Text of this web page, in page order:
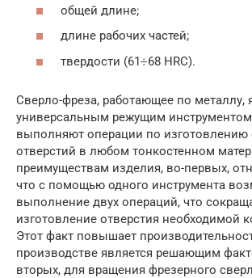
общей длине;
длине рабочих частей;
твердости (61÷68 HRC).
Сверло-фреза, работающее по металлу,
универсальным режущим
выполняют операции по изготовлению
отверстий в любом тонкостенном
преимуществам изделия, во-первых,
что с помощью одного инструмента
выполнение двух операций, что
изготовление отверстия необходимой
Этот факт повышает
производстве является решающим
вторых, для вращения фрезерного